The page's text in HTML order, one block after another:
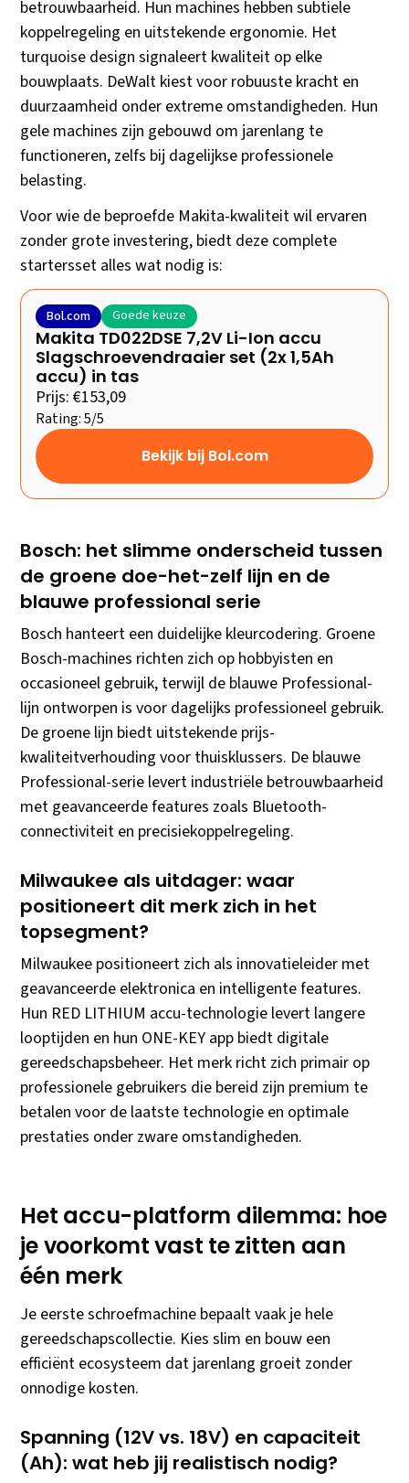
betrouwbaarheid. Hun machines hebben subtiele
koppelregeling en uitstekende ergonomie. Het
turquoise design signaleert kwaliteit op elke
bouwplaats. DeWalt kiest voor robuuste kracht en
duurzaamheid onder extreme omstandigheden. Hun
gele machines zijn gebouwd om jarenlang te
functioneren, zelfs bij dagelijkse professionele
belasting.
Voor wie de beproefde Makita-kwaliteit wil ervaren
zonder grote investering, biedt deze complete
startersset alles wat nodig is:
Bol.com Goede keuze
Makita TD022DSE 7,2V Li-Ion accu
Slagschroevendraaier set (2x 1,5Ah
accu) in tas
Prijs: €153,09
Rating: 5/5
Bekijk bij Bol.com
Bosch: het slimme onderscheid tussen
de groene doe-het-zelf lijn en de
blauwe professional serie
Bosch hanteert een duidelijke kleurcodering. Groene
Bosch-machines richten zich op hobbyisten en
occasioneel gebruik, terwijl de blauwe Professional-
lijn ontworpen is voor dagelijks professioneel gebruik.
De groene lijn biedt uitstekende prijs-
kwaliteitverhouding voor thuisklussers. De blauwe
Professional-serie levert industriële betrouwbaarheid
met geavanceerde features zoals Bluetooth-
connectiviteit en precisiekoppelregeling.
Milwaukee als uitdager: waar
positioneert dit merk zich in het
topsegment?
Milwaukee positioneert zich als innovatieleider met
geavanceerde elektronica en intelligente features.
Hun RED LITHIUM accu-technologie levert langere
looptijden en hun ONE-KEY app biedt digitale
gereedschapsbeheer. Het merk richt zich primair op
professionele gebruikers die bereid zijn premium te
betalen voor de laatste technologie en optimale
prestaties onder zware omstandigheden.
Het accu-platform dilemma: hoe
je voorkomt vast te zitten aan
één merk
Je eerste schroefmachine bepaalt vaak je hele
gereedschapscollectie. Kies slim en bouw een
efficiënt ecosysteem dat jarenlang groeit zonder
onnodige kosten.
Spanning (12V vs. 18V) en capaciteit
(Ah): wat heb jij realistisch nodig?